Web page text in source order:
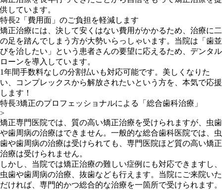
供しています。
特長2 「費用面」のご負担を軽減します
矯正治療には、決して安くはない費用がかかるため、治療に二
の足を踏んでしまう方が大勢いらっしゃいます。当院は「歯並
びを治したい」という患者さんの要望に応えるため、 デンタル
ローンを導入しています。
1年間手数料なしの分割払いも対応可能です。美しくなりた
い、コンプレックスから解放されたいという方を、本気で応援
します！
特長3矯正のプロフェッショナルによる「総合歯科治療」
>
矯正専門医院では、質の高い矯正治療を受けられますが、虫歯
や歯周病の治療はできません。一般的な総合歯科医院では、虫
歯や歯周病の治療は受けられても、専門医院ほど質の高い矯正
治療は受けられません。
しかし、 当院では矯正治療の難しい症例にも対応できますし、
虫歯や歯周病の治療、抜歯なども行えます。 当院にご来院いた
だければ、 専門的かつ総合的な治療を一箇所で受けられます。